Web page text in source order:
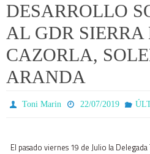
DESARROLLO
AL GDR SIERRA
CAZORLA,
ARANDA
Toni Marin 22/07/2019
El pasado viernes 19 de Julio la